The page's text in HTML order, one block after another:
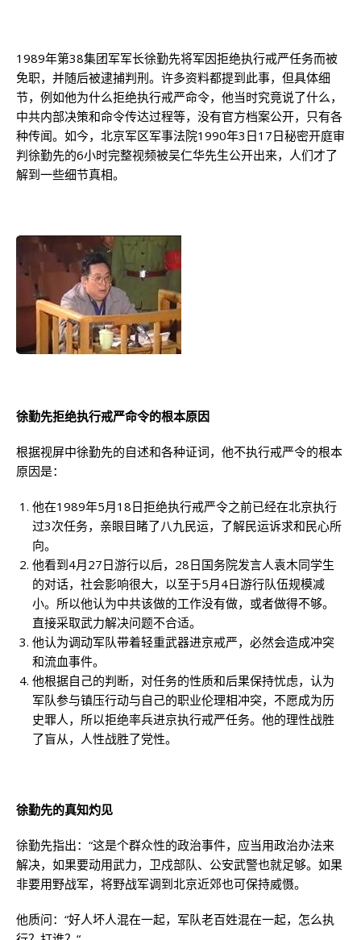
1989年第38集团军军长徐勤先将军因拒绝执行戒严任务而被
免职，并随后被逮捕判刑。许多资料都提到此事，但具体细
节，例如他为什么拒绝执行戒严命令，他当时究竟说了什么，
中共内部决策和命令传达过程等，没有官方档案公开，只有各
种传闻。如今，北京军区军事法院1990年3日17日秘密开庭审
判徐勤先的6小时完整视频被吴仁华先生公开出来，人们才了
解到一些细节真相。
徐勤先拒绝执行戒严命令的根本原因
根据视屏中徐勤先的自述和各种证词，他不执行戒严令的根本
原因是：
他在1989年5月18日拒绝执行戒严令之前已经在北京执行
过3次任务，亲眼目睹了八九民运，了解民运诉求和民心所
向。
他看到4月27日游行以后，28日国务院发言人袁木同学生
的对话，社会影响很大，以至于5月4日游行队伍规模减
小。所以他认为中共该做的工作没有做，或者做得不够。
直接采取武力解决问题不合适。
他认为调动军队带着轻重武器进京戒严，必然会造成冲突
和流血事件。
他根据自己的判断，对任务的性质和后果保持忧虑，认为
军队参与镇压行动与自己的职业伦理相冲突，不愿成为历
史罪人，所以拒绝率兵进京执行戒严任务。他的理性战胜
了盲从，人性战胜了党性。
徐勤先的真知灼见
徐勤先指出：“这是个群众性的政治事件，应当用政治办法来
解决，如果要动用武力，卫戍部队、公安武警也就足够。如果
非要用野战军，将野战军调到北京近郊也可保持威慑。
他质问：“好人坏人混在一起，军队老百姓混在一起，怎么执